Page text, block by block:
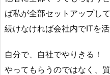
ば私が全部セットアップし
続けなければ会社内でITを
自分で、自社でやりきる！
やってもらうのではなく、